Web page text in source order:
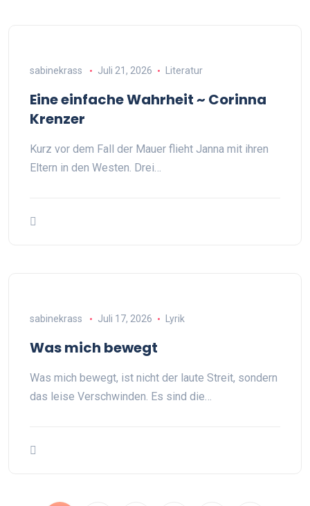
sabinekrass Juli 21, 2026 Literatur
Eine einfache Wahrheit ~ Corinna
Krenzer
Kurz vor dem Fall der Mauer flieht Janna mit ihren
Eltern in den Westen. Drei…
sabinekrass Juli 17, 2026 Lyrik
Was mich bewegt
Was mich bewegt, ist nicht der laute Streit, sondern
das leise Verschwinden. Es sind die…